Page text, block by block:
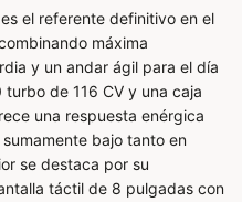
el referente definitivo en el
máxima
y un andar ágil para el día
de 116 CV y una caja
una respuesta enérgica
bajo tanto en
se destaca por su
táctil de 8 pulgadas con